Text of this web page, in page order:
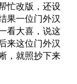
忙改版，还设
果一位门外汉
看大喜，说这
来这位门外汉
，就照抄下来